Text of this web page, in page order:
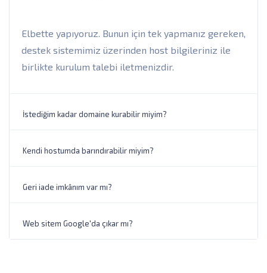
Elbette yapıyoruz. Bunun için tek yapmanız gereken,
destek sistemimiz üzerinden host bilgileriniz ile
birlikte kurulum talebi iletmenizdir.
İstediğim kadar domaine kurabilir miyim?
Kendi hostumda barındırabilir miyim?
Geri iade imkânım var mı?
Web sitem Google'da çıkar mı?